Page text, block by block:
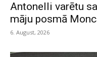
Antonelli varētu
māju posmā
6. August, 2026